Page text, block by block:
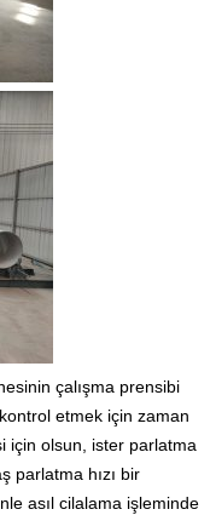
çalışma prensibi
etmek için zaman
için olsun, ister parlatma
parlatma hızı bir
asıl cilalama işleminde